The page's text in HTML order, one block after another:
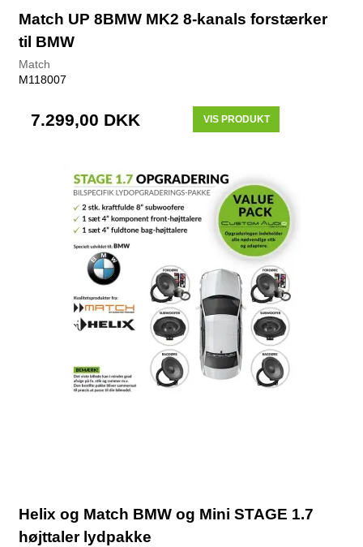
Match UP 8BMW MK2 8-kanals forstærker
til BMW
Match
M118007
7.299,00 DKK VIS PRODUKT
Helix og Match BMW og Mini STAGE 1.7
højttaler lydpakke